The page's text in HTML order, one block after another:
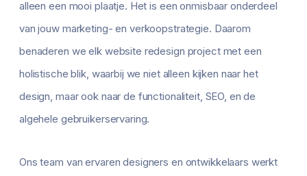
alleen een mooi plaatje. Het is een onmisbaar onderdeel
van jouw marketing- en verkoopstrategie. Daarom
benaderen we elk website redesign project met een
holistische blik, waarbij we niet alleen kijken naar het
design, maar ook naar de functionaliteit, SEO, en de
algehele gebruikerservaring.
Ons team van ervaren designers en ontwikkelaars werkt